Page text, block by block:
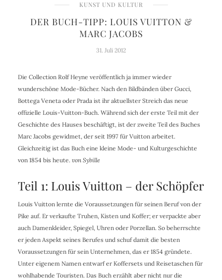
KUNST UND KULTUR
DER BUCH-TIPP: LOUIS VUITTON &
MARC JACOBS
31. Juli 2012
Die Collection Rolf Heyne veröffentlich ja immer wieder
wunderschöne Mode-Bücher. Nach den Bildbänden über Gucci,
Bottega Veneta oder Prada ist ihr aktuellster Streich das neue
offizielle Louis-Vuitton-Buch. Während sich der erste Teil mit der
Geschichte des Hauses beschäftigt, ist der zweite Teil des Buches
Marc Jacobs gewidmet, der seit 1997 für Vuitton arbeitet.
Gleichzeitig ist das Buch eine kleine Mode- und Kulturgeschichte
von 1854 bis heute. von Sybille
Teil 1: Louis Vuitton – der Schöpfer
Louis Vuitton lernte die Voraussetzungen für seinen Beruf von der
Pike auf. Er verkaufte Truhen, Kisten und Koffer; er verpackte aber
auch Damenkleider, Spiegel, Uhren oder Porzellan. So beherrschte
er jeden Aspekt seines Berufes und schuf damit die besten
Voraussetzungen für sein Unternehmen, das er 1854 gründete.
Unter eigenem Namen entwarf er Koffersets und Reisetaschen für
wohlhabende Touristen. Das Buch erzählt aber nicht nur die